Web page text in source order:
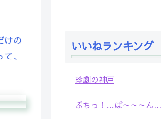
けの
、
いいねランキング
珍劇の神戸
ぶちっ！…ば～～～ん...